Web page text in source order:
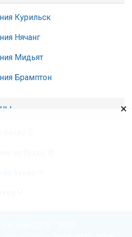
Курильск
Нячанг
Мидьят
Брамптон
×